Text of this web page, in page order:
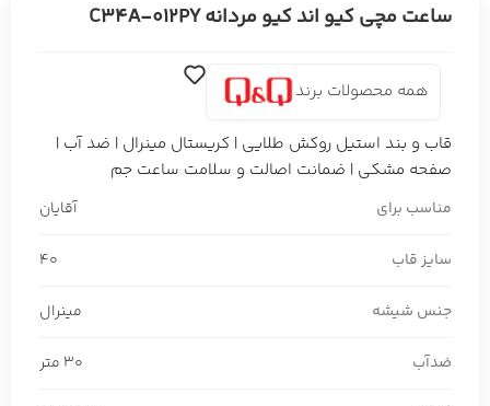
ساعت مچی کیو اند کیو مردانه C34A-012PY
همه محصولات برند
قاب و بند استیل روکش طلایی | کریستال مینرال | ضد آب |
صفحه مشکی | ضمانت اصالت و سلامت ساعت جم
مناسب برای آقایان
سایز قاب 40
جنس شیشه مینرال
ضدآب 30 متر